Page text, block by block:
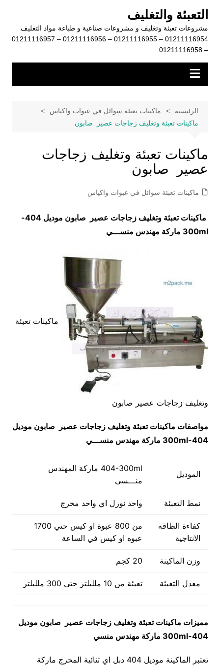
المحتوى
التعبئة والتغليف
مشروعات تعبئة وتغليف و مشروعات صناعية و طباعة مواد التغليف
01211116954 – 01211116955 – 01211116956 – 01211116957
– 01211116958
الرئيسية
ماكينات تعبئة سوائل في عبوات واكياس
ماكينات تعبئة وتغليف زجاجات عصير صابون
ماكينات تعبئة وتغليف زجاجات
عصير صابون
ماكينات تعبئة سوائل في عبوات واكياس
ماكينات تعبئة وتغليف زجاجات عصير صابون موديل
404-
300ml ماركة مهندس منســـي
ماكينات تعبئة
وتغليف زجاجات عصير صابون
مواصفات ماكينات تعبئة وتغليف زجاجات عصير صابون موديل
404-300ml
ماركة مهندس منســـي
الموديل
404-300ml ماركة المهندس
منـــسي
نمط التعبئة واحد نوزل اي واحد مخرج
كفاءة الطاقه
الانتاجية
من 800 عبوة او كيس حتي 1700
عبوه او كيس في الساعة
وزن الماكينة 20 كجم
معدل التعبئة تعبئة من 10 ملليلتر حتي 300 ملليلتر
مميزات ماكينات تعبئة وتغليف زجاجات عصير صابون موديل
404-300ml
ماركة مهندس منسي
تعتبر الماكينة موديل 404 دبل اي ثنائية المخرج ماركة